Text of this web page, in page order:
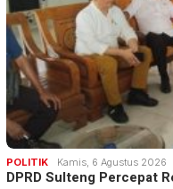
POLITIK Kamis, 6 Agustus 2026
DPRD Sulteng Percepat